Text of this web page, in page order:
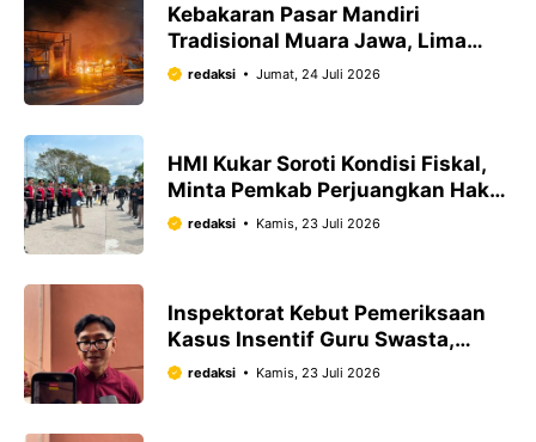
Kebakaran Pasar Mandiri
Tradisional Muara Jawa, Lima
Kios Ludes Dilalap Api
redaksi Jumat, 24 Juli 2026
HMI Kukar Soroti Kondisi Fiskal,
Minta Pemkab Perjuangkan Hak
Daerah ke Pemerintah Pusat
redaksi Kamis, 23 Juli 2026
Inspektorat Kebut Pemeriksaan
Kasus Insentif Guru Swasta,
DPRD Tunggu Hasil Akhir
redaksi Kamis, 23 Juli 2026